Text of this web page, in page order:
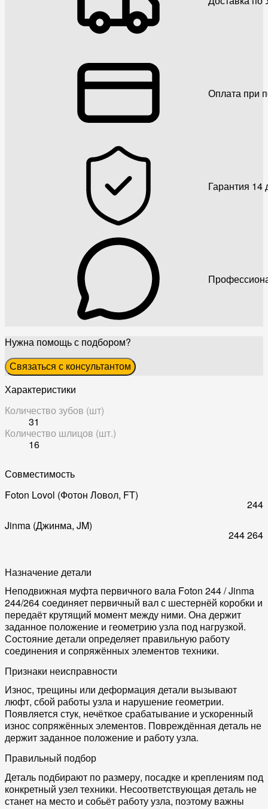
Оплата при
Гарантия 14
Нужна помощь с подбором?
Связаться с консультантом
Характеристики
Количество зубов (шт)
31
Количество шлицов (шт.)
16
Совместимость
Foton Lovol (Фотон Ловол, FT)
244
Jinma (Джинма, JM)
244264
Назначение детали
Неподвижная муфта первичного вала Foton 244 / Jinma
244/264 соединяет первичный вал с шестернёй коробки и
передаёт крутящий момент между ними. Она держит
заданное положение и геометрию узла под нагрузкой.
Состояние детали определяет правильную работу
соединения и сопряжённых элементов техники.
Признаки неисправности
Износ, трещины или деформация детали вызывают
люфт, сбой работы узла и нарушение геометрии.
Появляется стук, нечёткое срабатывание и ускоренный
износ сопряжённых элементов. Повреждённая деталь не
держит заданное положение и работу узла.
Правильный подбор
Деталь подбирают по размеру, посадке и креплениям под
конкретный узел техники. Несоответствующая деталь не
станет на место и собьёт работу узла, поэтому важны